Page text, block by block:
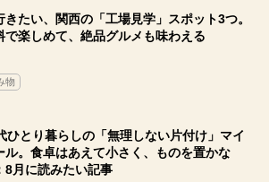
きたい、関西の「工場見学」スポット3つ。
で楽しめて、絶品グルメも味わえる
物
ひとり暮らしの「無理しない片付け」マイ
ル。食卓はあえて小さく、ものを置かな
8月に読みたい記事